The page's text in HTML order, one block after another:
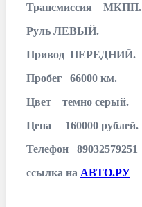
Трансмиссия МКПП.
Руль ЛЕВЫЙ.
Привод ПЕРЕДНИЙ.
Пробег 66000 км.
Цвет темно серый.
Цена 160000 рублей.
Телефон 89032579251
ссылка на АВТО.РУ